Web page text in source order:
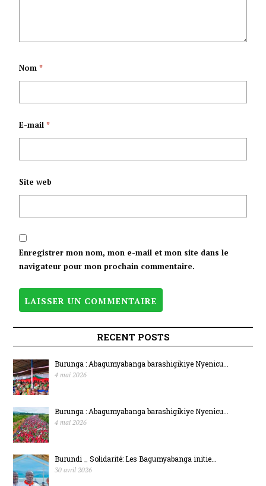
Nom*
E-mail*
Site web
Enregistrer mon nom, mon e-mail et mon site dans le
navigateur pour mon prochain commentaire.
RECENT POSTS
Burunga : Abagumyabanga barashigikiye Nyenicu...
4 mai 2026
Burunga : Abagumyabanga barashigikiye Nyenicu...
4 mai 2026
Burundi _ Solidarité: Les Bagumyabanga initie...
30 avril 2026